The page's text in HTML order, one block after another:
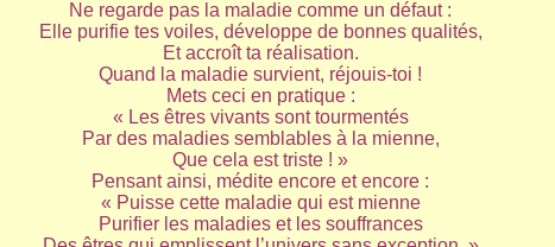
Ne regarde pas la maladie comme un défaut :
Elle purifie tes voiles, développe de bonnes qualités,
Et accroît ta réalisation.
Quand la maladie survient, réjouis-toi !
Mets ceci en pratique :
« Les êtres vivants sont tourmentés
Par des maladies semblables à la mienne,
Que cela est triste ! »
Pensant ainsi, médite encore et encore :
« Puisse cette maladie qui est mienne
Purifier les maladies et les souffrances